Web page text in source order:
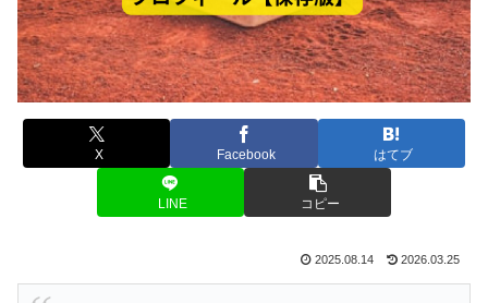
X Facebook はてブ
LINE コピー
2025.08.14 2026.03.25